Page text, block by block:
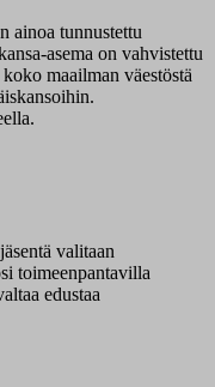
ainoa tunnustettu
asema on vahvistettu
maailman väestöstä
valitaan
toimeenpantavilla
edustaa